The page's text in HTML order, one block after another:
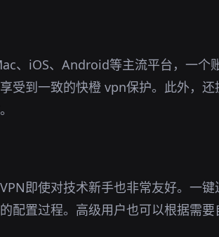
、iOS、Android等主流平台，一个
受到一致的快橙 vpn保护。此外，
即使对技术新手也非常友好。一
配置过程。高级用户也可以根据需